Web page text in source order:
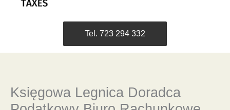
Tel. 723 294 332
Księgowa Legnica Doradca